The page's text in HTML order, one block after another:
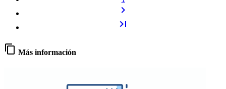
chevron_right
last_page
content_copy Más información